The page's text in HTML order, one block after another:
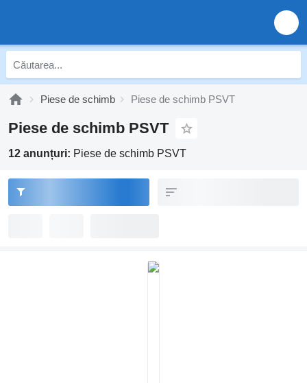
Piese de schimb Piese de schimb PSVT
Piese de schimb PSVT
12 anunțuri: Piese de schimb PSVT